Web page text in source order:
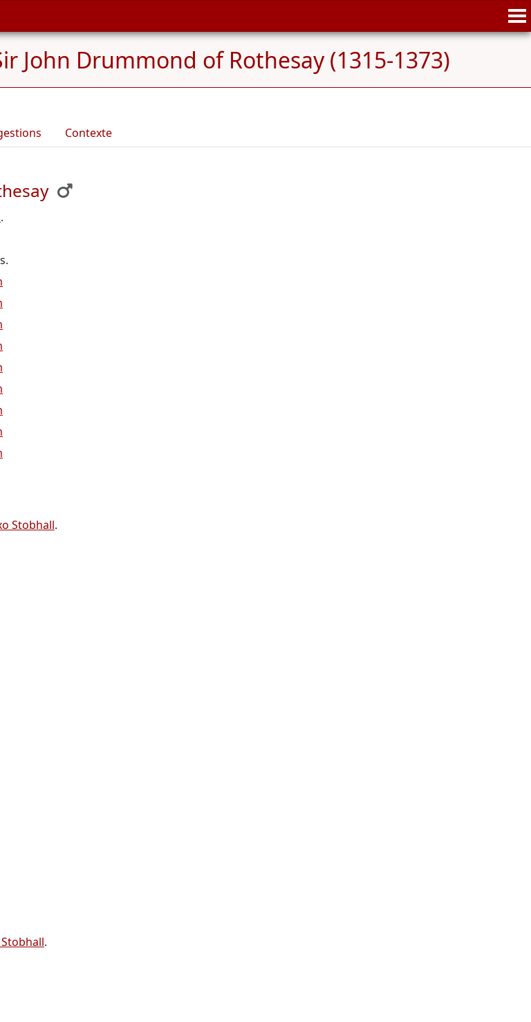
John Drummond of Rothesay (1315-1373)
Contexte
.
Stobhall.
.